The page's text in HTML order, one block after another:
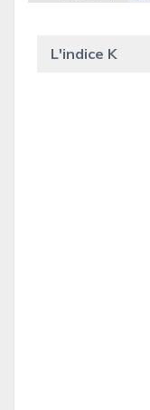
L'indice K